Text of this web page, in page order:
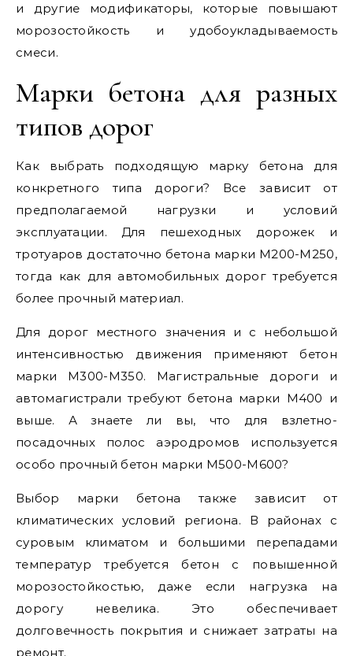
и другие модификаторы, которые повышают
морозостойкость и удобоукладываемость
смеси.
Марки бетона для разных
типов дорог
Как выбрать подходящую марку бетона для
конкретного типа дороги? Все зависит от
предполагаемой нагрузки и условий
эксплуатации. Для пешеходных дорожек и
тротуаров достаточно бетона марки М200-М250,
тогда как для автомобильных дорог требуется
более прочный материал.
Для дорог местного значения и с небольшой
интенсивностью движения применяют бетон
марки М300-М350. Магистральные дороги и
автомагистрали требуют бетона марки М400 и
выше. А знаете ли вы, что для взлетно-
посадочных полос аэродромов используется
особо прочный бетон марки М500-М600?
Выбор марки бетона также зависит от
климатических условий региона. В районах с
суровым климатом и большими перепадами
температур требуется бетон с повышенной
морозостойкостью, даже если нагрузка на
дорогу невелика. Это обеспечивает
долговечность покрытия и снижает затраты на
ремонт.